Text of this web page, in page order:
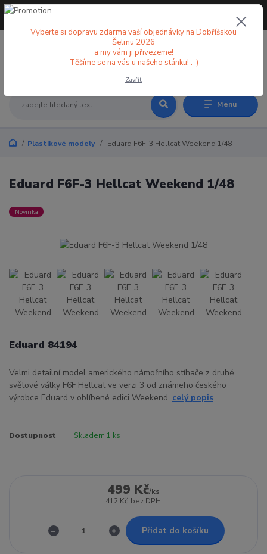
Menu
+420 773 998 582
Plastikové modely Eduard F6F-3 Hellcat Weekend 1/48
Eduard F6F-3 Hellcat Weekend 1/48
Novinka
Eduard 84194
Velmi detailní model amerického námořního stíhače z druhé
světové války F6F Hellcat ve verzi 3 od známeho českého
výrobce Eduard v oblíbené edici Weekend. celý popis
Dostupnost Skladem 1 ks
499 Kč/ks
412 Kč bez DPH
Přidat do košíku
Vyberte si dopravu zdarma vaší objednávky na Dobříšskou
Šelmu 2026
a my vám ji přivezeme!
Těšíme se na vás u našeho stánku! :-)
Zavřít